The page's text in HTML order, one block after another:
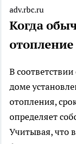
adv.rbc.ru
Когда
В
доме
отопления,
определяет
Учитывая, что